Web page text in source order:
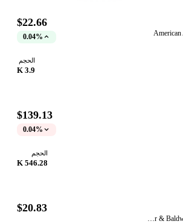
$22.66
0.04%
$139.13
0.04%
546.28 K
Alexander & Baldwin Holdings Inc
$20.83